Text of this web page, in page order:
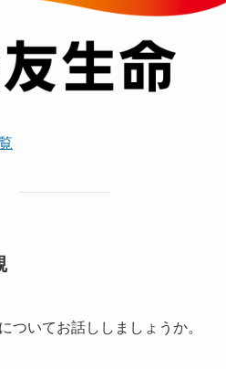
いてお話ししましょうか。